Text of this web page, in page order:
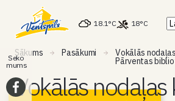
18.1°C 18°C
Sākums Pasākumi Vokālās
Pārventas
Vokālās
Seko
mums